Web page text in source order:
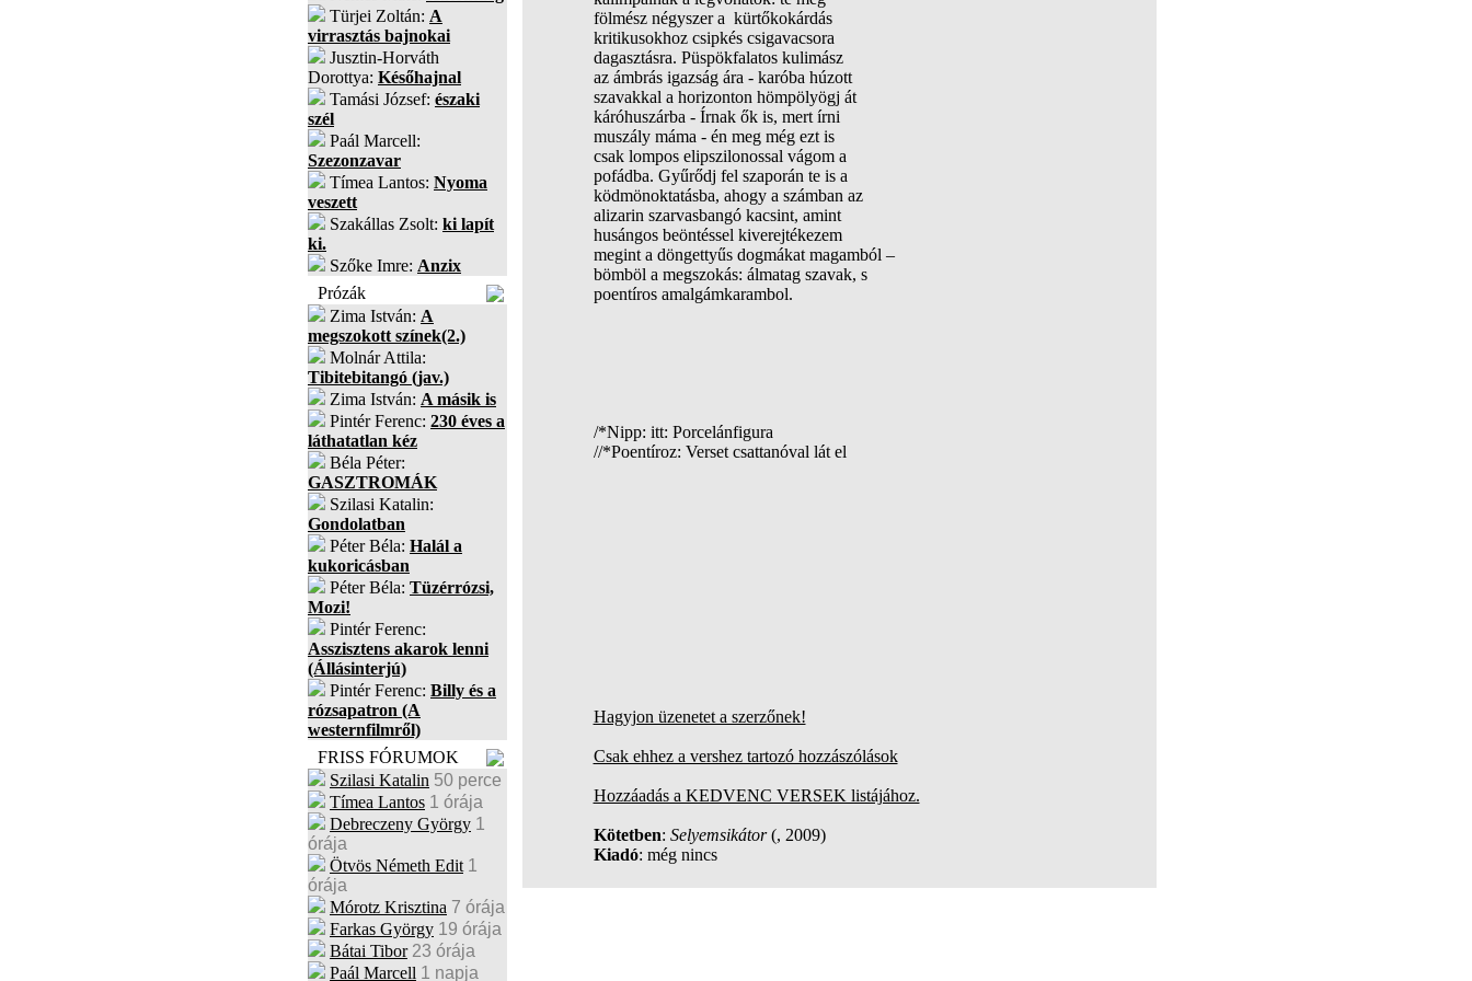
Türjei Zoltán: A
virrasztás bajnokai
Jusztin-Horváth
Dorottya: Későhajnal
Tamási József: északi
szél
Paál Marcell:
Szezonzavar
Tímea Lantos: Nyoma
veszett
Szakállas Zsolt: ki lapít
ki.
Szőke Imre: Anzix
Prózák
Zima István: A
megszokott színek(2.)
Molnár Attila:
Tibitebitangó (jav.)
Zima István: A másik is
Pintér Ferenc: 230 éves a
láthatatlan kéz
Béla Péter:
GASZTROMÁK
Szilasi Katalin:
Gondolatban
Péter Béla: Halál a
kukoricásban
Péter Béla: Tüzérrózsi,
Mozi!
Pintér Ferenc:
Asszisztens akarok lenni
(Állásinterjú)
Pintér Ferenc: Billy és a
rózsapatron (A
westernfilmről)
FRISS FÓRUMOK
Szilasi Katalin 50 perce
Tímea Lantos 1 órája
Debreczeny György 1
órája
Ötvös Németh Edit 1
órája
Mórotz Krisztina 7 órája
Farkas György 19 órája
Bátai Tibor 23 órája
Paál Marcell 1 napja
fölmész négyszer a kürtőkokárdás
kritikusokhoz csipkés csigavacsora
dagasztásra. Püspökfalatos kulimász
az ámbrás igazság ára - karóba húzott
szavakkal a horizonton hömpölyögj át
káróhuszárba - Írnak ők is, mert írni
muszály máma - én meg még ezt is
csak lompos elipszilonossal vágom a
pofádba. Gyűrődj fel szaporán te is a
ködmönoktatásba, ahogy a számban az
alizarin szarvasbangó kacsint, amint
husángos beöntéssel kiverejtékezem
megint a döngettyűs dogmákat magamból –
bömböl a megszokás: álmatag szavak, s
poentíros amalgámkarambol.
/*Nipp: itt: Porcelánfigura
//*Poentíroz: Verset csattanóval lát el
Hagyjon üzenetet a szerzőnek!
Csak ehhez a vershez tartozó hozzászólások
Hozzáadás a KEDVENC VERSEK listájához.
Kötetben: Selyemsikátor(, 2009)
Kiadó: még nincs